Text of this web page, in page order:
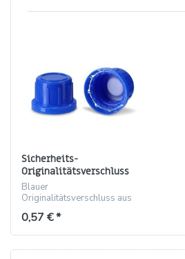
Sicherheits-
Originalitätsverschluss
aus PP, blau, Gewinde GL32
W
Blauer
Originalitätsverschluss aus
manipulationssicher, Höhe
0,57 € *